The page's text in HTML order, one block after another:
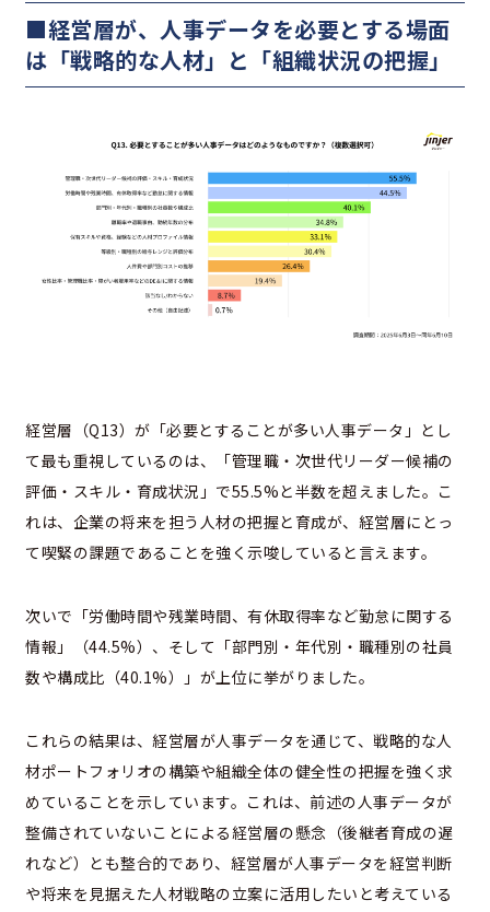
■経営層が、人事データを必要とする場面
は「戦略的な人材」と「組織状況の把握」
経営層（Q13）が「必要とすることが多い人事データ」とし
て最も重視しているのは、「管理職・次世代リーダー候補の
評価・スキル・育成状況」で55.5%と半数を超えました。こ
れは、企業の将来を担う人材の把握と育成が、経営層にとっ
て喫緊の課題であることを強く示唆していると言えます。
次いで「労働時間や残業時間、有休取得率など勤怠に関する
情報」（44.5%）、そして「部門別・年代別・職種別の社員
数や構成比（40.1%）」が上位に挙がりました。
これらの結果は、経営層が人事データを通じて、戦略的な人
材ポートフォリオの構築や組織全体の健全性の把握を強く求
めていることを示しています。これは、前述の人事データが
整備されていないことによる経営層の懸念（後継者育成の遅
れなど）とも整合的であり、経営層が人事データを経営判断
や将来を見据えた人材戦略の立案に活用したいと考えている